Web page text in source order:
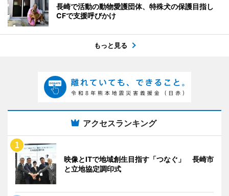
長崎で活動の動物愛護団体、特殊犬の保護目指し
CFで支援呼びかけ
もっと見る
アクセスランキング
映像とITで地域創生目指す「つなぐ」 長崎市
と立地協定調印式